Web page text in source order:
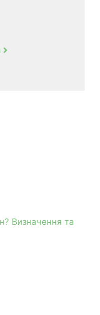
Визначення та